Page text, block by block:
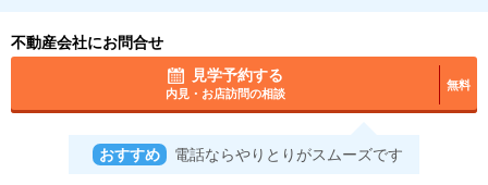
不動産会社にお問合せ
見学予約する
内見・お店訪問の相談
無料
おすすめ 電話ならやりとりがスムーズです